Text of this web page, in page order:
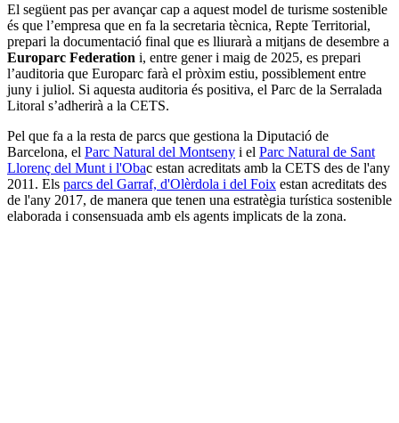
El següent pas per avançar cap a aquest model de turisme sostenible
és que l’empresa que en fa la secretaria tècnica, Repte Territorial,
prepari la documentació final que es lliurarà a mitjans de desembre a
Europarc Federation i, entre gener i maig de 2025, es prepari
l’auditoria que Europarc farà el pròxim estiu, possiblement entre
juny i juliol. Si aquesta auditoria és positiva, el Parc de la Serralada
Litoral s’adherirà a la CETS.
Pel que fa a la resta de parcs que gestiona la Diputació de
Barcelona, el Parc Natural del Montseny i el Parc Natural de Sant
Llorenç del Munt i l'Obac estan acreditats amb la CETS des de l'any
2011. Els parcs del Garraf, d'Olèrdola i del Foix estan acreditats des
de l'any 2017, de manera que tenen una estratègia turística sostenible
elaborada i consensuada amb els agents implicats de la zona.